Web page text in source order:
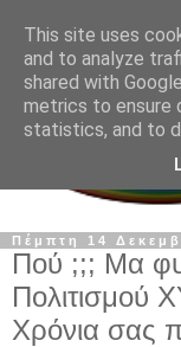
Πέμπτη 14
Πού ;;; Μα
Πολιτισμού
Χρόνια σας
This site uses
and to analyze
shared with
metrics to ensure
statistics, and to